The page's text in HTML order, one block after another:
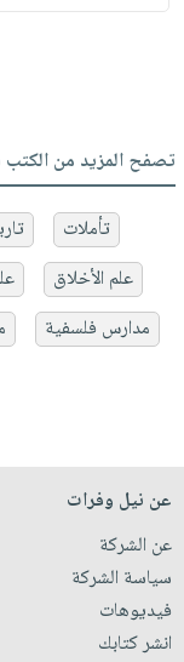
تصفح المزيد من الكتب
تأملات
علم الأخلاق
مدارس فلسفية
عن نيل وفرات
عن الشركة
سياسة الشركة
فيديوهات
انشر كتابك